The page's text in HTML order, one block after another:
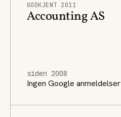
GODKJENT 2011
Accounting AS
siden 2008
Ingen Google anmeldelser